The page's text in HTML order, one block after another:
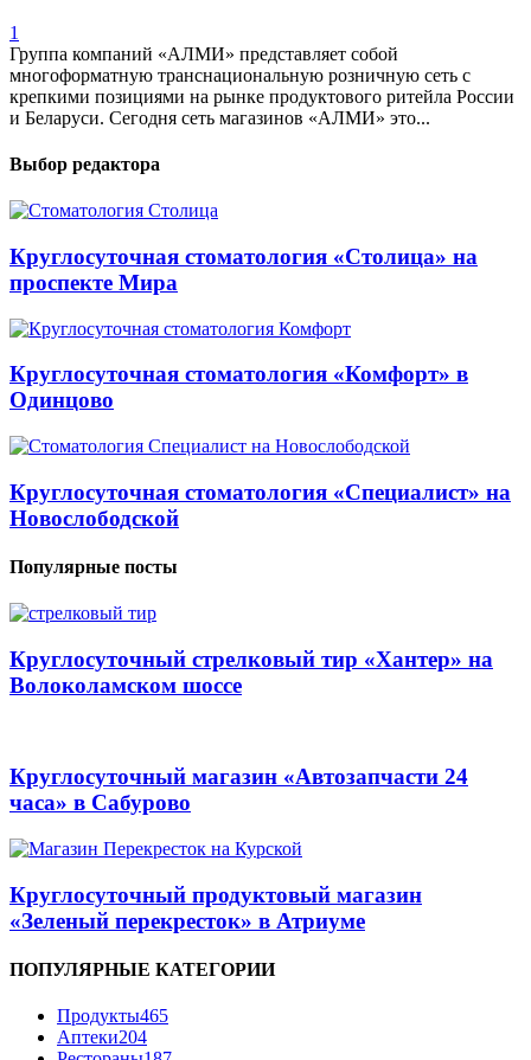
1
Группа компаний «АЛМИ» представляет собой
многоформатную транснациональную розничную сеть с
крепкими позициями на рынке продуктового ритейла России
и Беларуси. Сегодня сеть магазинов «АЛМИ» это...
Выбор редактора
Круглосуточная стоматология «Столица» на
проспекте Мира
Круглосуточная стоматология «Комфорт» в
Одинцово
Круглосуточная стоматология «Специалист» на
Новослободской
Популярные посты
Круглосуточный стрелковый тир «Хантер» на
Волоколамском шоссе
Круглосуточный магазин «Автозапчасти 24
часа» в Сабурово
Круглосуточный продуктовый магазин
«Зеленый перекресток» в Атриуме
ПОПУЛЯРНЫЕ КАТЕГОРИИ
Продукты465
Аптеки204